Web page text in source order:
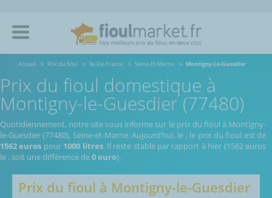
Accueil Prix du fioul île-De-France Seine-Et-Marne Montigny-Le-Guesdier
Prix du fioul domestique à
Montigny-le-Guesdier (77480)
Quotidiennement, notre site vous informe sur le prix du fioul à Montigny-
le-Guesdier (77480), Seine-et-Marne.Aujourd’hui, le , le prix du fioul est de
1562 euros pour 1000 litres. Il reste stable par rapport à hier (1562 euros
le , soit une différence de0 euro).
Prix du fioul à Montigny-le-Guesdier